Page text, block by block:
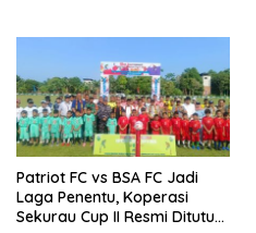
Patriot FC vs BSA FC Jadi
Laga Penentu, Koperasi
Sekurau Cup II Resmi Ditutup